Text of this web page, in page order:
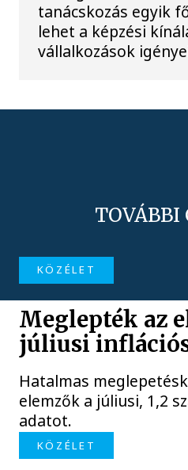
tanácskozás egyik
lehet a képzési
vállalkozások
TOVÁBBI
KÖZÉLET
Meglepték az
júliusi
Hatalmas
elemzők a júliusi, 1,2
adatot.
KÖZÉLET